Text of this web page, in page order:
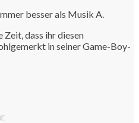
besser als Musik A.
Zeit, dass ihr diesen
in seiner Game-Boy-